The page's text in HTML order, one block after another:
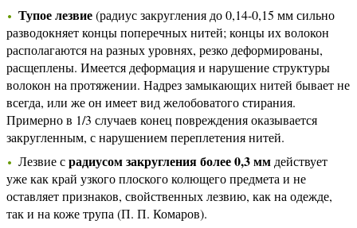
Тупое лезвие(радиус закругления до 0,14-0,15 мм сильно
разводокняет концы поперечных нитей; концы их волокон
располагаются на разных уровнях, резко деформированы,
расщеплены. Имеется деформация и нарушение структуры
волокон на протяжении. Надрез замыкающих нитей бывает не
всегда, или же он имеет вид желобоватого стирания.
Примерно в 1/3 случаев конец повреждения оказывается
закругленным, с нарушением переплетения нитей.
Лезвие срадиусом закругления более 0,3 мм действует
уже как край узкого плоского колющего предмета и не
оставляет признаков, свойственных лезвию, как на одежде,
так и на коже трупа (П. П. Комаров).